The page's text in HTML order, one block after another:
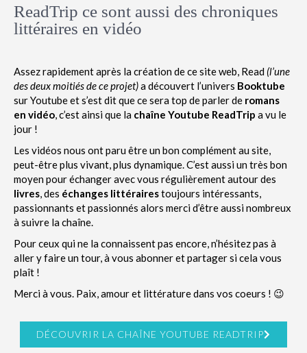
ReadTrip ce sont aussi des chroniques
littéraires en vidéo
Assez rapidement après la création de ce site web, Read (l’une
des deux moitiés de ce projet)a découvert l’univers Booktube
sur Youtube et s’est dit que ce sera top de parler de romans
en vidéo , c’est ainsi que la chaîne Youtube ReadTrip a vu le
jour !
Les vidéos nous ont paru être un bon complément au site,
peut-être plus vivant, plus dynamique. C’est aussi un très bon
moyen pour échanger avec vous régulièrement autour des
livres , des échanges littérairestoujours intéressants,
passionnants et passionnés alors merci d’être aussi nombreux
à suivre la chaîne.
Pour ceux qui ne la connaissent pas encore, n’hésitez pas à
aller y faire un tour, à vous abonner et partager si cela vous
plaît !
Merci à vous. Paix, amour et littérature dans vos coeurs ! 😉
DÉCOUVRIR LA CHAÎNE YOUTUBE READTRIP